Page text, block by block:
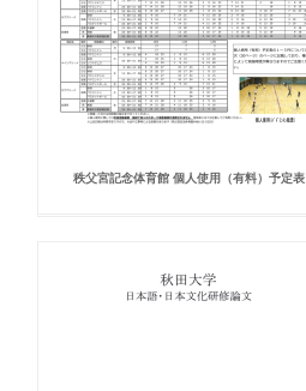
秩父宮記念体育館 個人使用（有料）予定表